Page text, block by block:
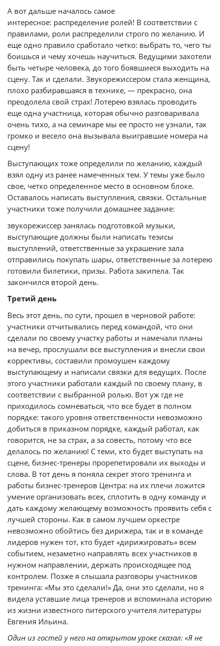
А вот дальше началось самое
интересное: распределение ролей! В соответствии с
правилами, роли распределили строго по желанию. И
еще одно правило сработало четко: выбрать то, чего ты
боишься и чему хочешь научиться. Ведущими захотели
быть четыре человека, до того боявшиеся выходить на
сцену. Так и сделали. Звукорежиссером стала женщина,
плохо разбиравшаяся в технике, — прекрасно, она
преодолела свой страх! Лотерею взялась проводить
еще одна участница, которая обычно разговаривала
очень тихо, а на семинаре мы ее просто не узнали, так
громко и весело она вызывала выигравшие номера на
сцену!
Выступающих тоже определили по желанию, каждый
взял одну из ранее намеченных тем. У темы уже было
свое, четко определенное место в основном блоке.
Оставалось написать выступления, связки. Остальные
участники тоже получили домашнее задание:
звукорежиссер занялась подготовкой музыки,
выступающие должны были написать тезисы
выступлений, ответственные за украшение зала
отправились покупать шары, ответственные за лотерею
готовили билетики, призы. Работа закипела. Так
закончился второй день.
Третий день
Весь этот день, по сути, прошел в черновой работе:
участники отчитывались перед командой, что они
сделали по своему участку работы и намечали планы
на вечер, прослушали все выступления и внесли свои
коррективы, составили промоушен каждому
выступающему и написали связки для ведущих. После
этого участники работали каждый по своему плану, в
соответствии с выбранной ролью. Вот уж где не
приходилось сомневаться, что все будет в полном
порядке: такого уровня ответственности невозможно
добиться в приказном порядке, каждый работал, как
говорится, не за страх, а за совесть, потому что все
делалось по желанию! С теми, кто будет выступать на
сцене, бизнес-тренеры прорепетировали их выходы и
слова. В тот день я поняла секрет этого тренинга и
работы бизнес-тренеров Центра: на их плечи ложится
умение организовать всех, сплотить в одну команду и
дать каждому желающему возможность проявить себя с
лучшей стороны. Как в самом лучшем оркестре
невозможно обойтись без дирижера, так и в команде
лидеров нужен тот, кто будет «дирижировать» всем
событием, незаметно направлять всех участников в
нужном направлении, держать происходящее под
контролем. Позже я слышала разговоры участников
тренинга: «Мы это сделали!» Да, они это сделали, но я
видела уставшие лица тренеров и вспоминала историю
из жизни известного питерского учителя литературы
Евгения Ильина.
Один из гостей у него на открытом уроке сказал: «Я не